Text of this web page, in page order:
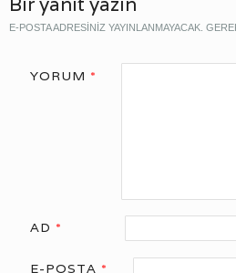
E-POSTA ADRESINIZ YAYINLANMAYACAK.
YORUM *
AD *
E-POSTA *